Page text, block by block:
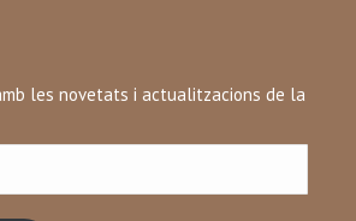
les novetats i actualitzacions de la